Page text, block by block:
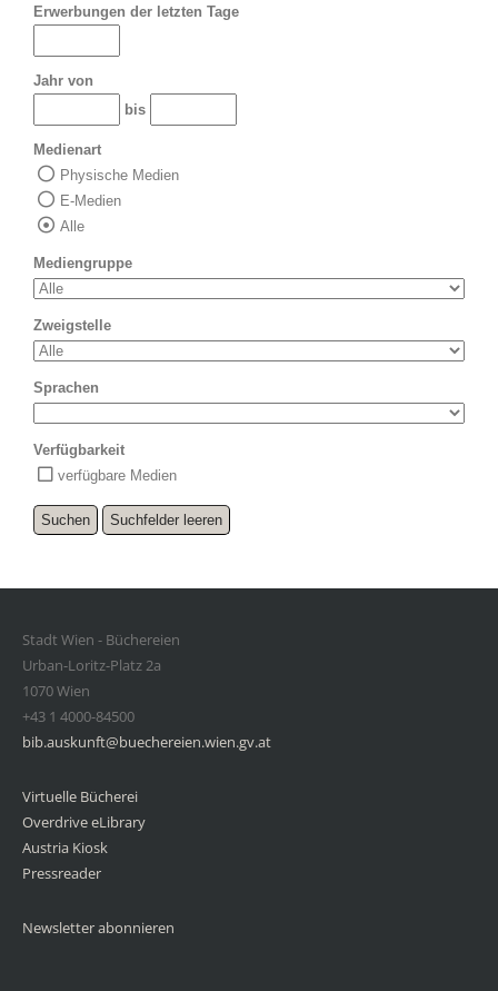
Erwerbungen der letzten Tage
Jahr von
bis
Medienart
Physische Medien
E-Medien
Alle
Mediengruppe
Zweigstelle
Sprachen
Verfügbarkeit
verfügbare Medien
Stadt Wien - Büchereien
Urban-Loritz-Platz 2a
1070 Wien
+43 1 4000-84500
bib.auskunft@buechereien.wien.gv.at
Virtuelle Bücherei
Overdrive eLibrary
Austria Kiosk
Pressreader
Newsletter abonnieren